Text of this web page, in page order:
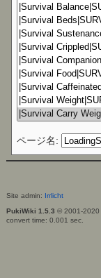
ページ名:
Site admin: Irrlicht
PukiWiki 1.5.3 © 2001-2020
convert time: 0.001 sec.